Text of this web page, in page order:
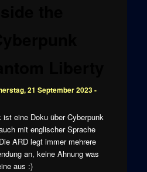
21 September 2023 -
eine Doku über Cyberpunk
mit englischer Sprache
ARD legt immer mehrere
an, keine Ahnung was
aus :)